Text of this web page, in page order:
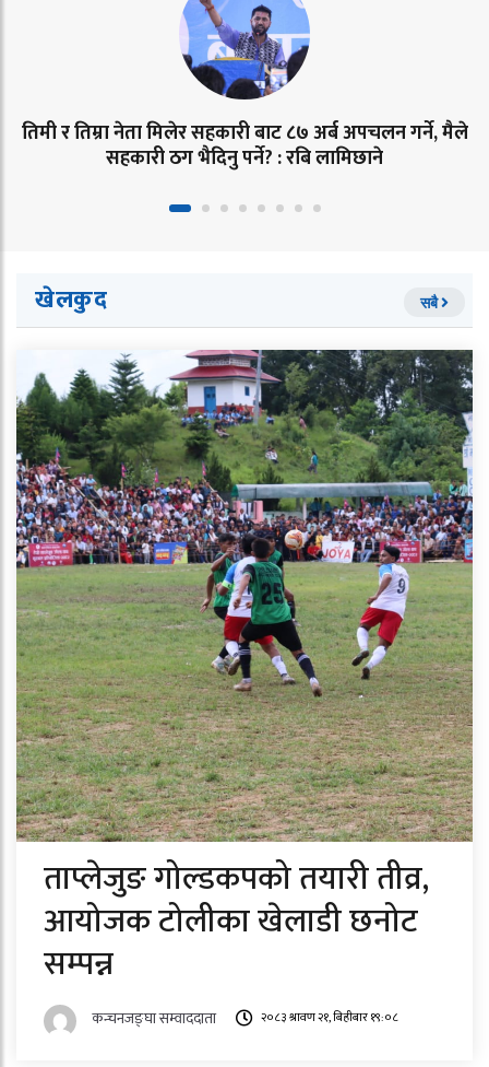
तिमी र तिम्रा नेता मिलेर सहकारी बाट ८७ अर्ब अपचलन गर्ने, मैले
सहकारी ठग भैदिनु पर्ने? : रबि लामिछाने
खेलकुद सबै
ताप्लेजुङ गोल्डकपको तयारी तीव्र,
आयोजक टोलीका खेलाडी छनोट
सम्पन्न
कन्चनजङ्घा सम्वाददाता २०८३ श्रावण २१, बिहीबार १९:०८